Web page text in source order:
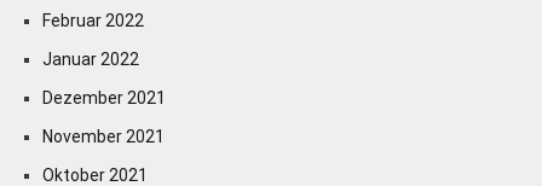
Februar 2022
Januar 2022
Dezember 2021
November 2021
Oktober 2021